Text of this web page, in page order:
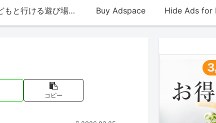
子どもと行ける遊び場・お店 Buy Adspace
コピー